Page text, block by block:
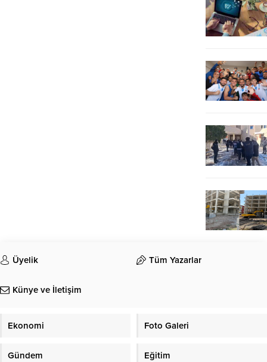
Üyelik Tüm Yazarlar
Künye ve İletişim
Ekonomi Foto Galeri
Gündem Eğitim